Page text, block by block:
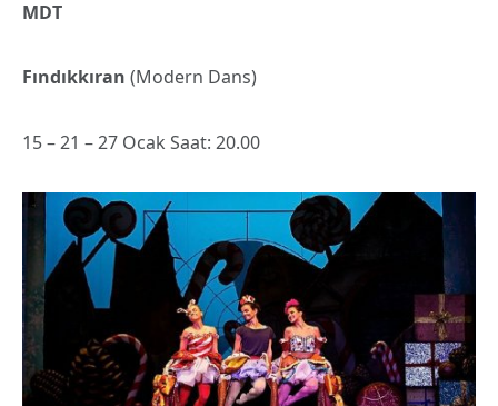
MDT
Fındıkkıran (Modern Dans)
15 – 21 – 27 Ocak Saat: 20.00